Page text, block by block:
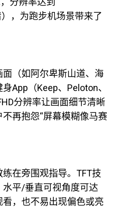
，为跑步机场景带来了
（如阿尔卑斯山道、海
App（Keep、Peloton、
分辨率让画面细节清晰
再抱怨“屏幕模糊像马赛
在旁围观指导。TFT技
平/垂直可视角度可达
，也不易出现偏色或亮